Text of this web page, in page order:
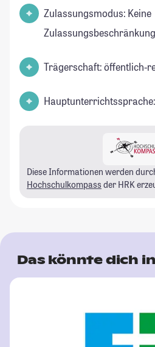
Zulassungsmodus: Keine
Trägerschaft: öffentlich-
Diese Informationen werden
Hochschulkompass der HRK
Das könnte dich